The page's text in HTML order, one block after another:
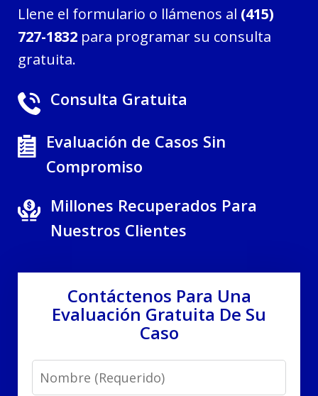
Llene el formulario o llámenos al (415)
727-1832 para programar su consulta
gratuita.
Consulta Gratuita
Evaluación de Casos Sin
Compromiso
Millones Recuperados Para
Nuestros Clientes
Contáctenos Para Una
Evaluación Gratuita De Su
Caso
Name